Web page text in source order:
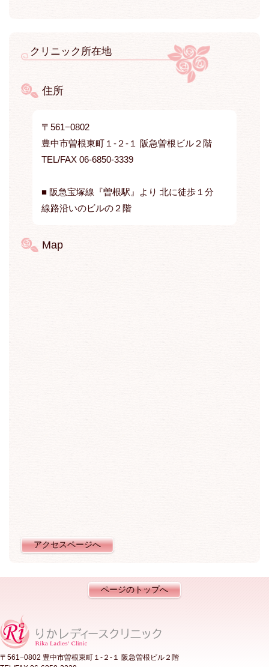
クリニック所在地
住所
〒561−0802
豊中市曽根東町１-２-１ 阪急曽根ビル２階
TEL/FAX 06-6850-3339
■ 阪急宝塚線『曽根駅』より 北に徒歩１分
線路沿いのビルの２階
Map
アクセスページへ
ページのトップへ
〒561−0802 豊中市曽根東町１-２-１ 阪急曽根ビル２階